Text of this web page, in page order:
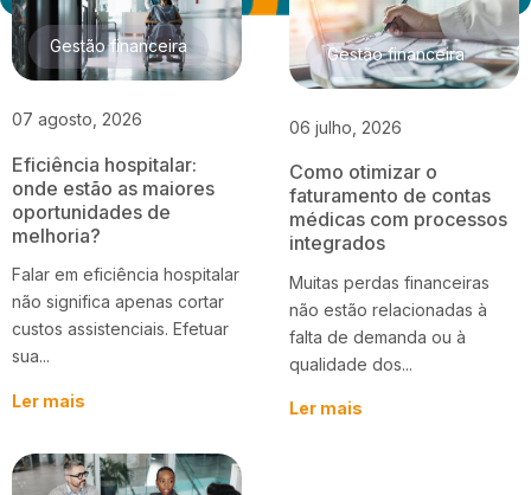
Gestão financeira
07 agosto, 2026
Eficiência hospitalar:
onde estão as maiores
oportunidades de
melhoria?
Falar em eficiência hospitalar
não significa apenas cortar
custos assistenciais. Efetuar
sua...
Ler mais
Gestão financeira
06 julho, 2026
Como otimizar o
faturamento de contas
médicas com processos
integrados
Muitas perdas financeiras
não estão relacionadas à
falta de demanda ou à
qualidade dos...
Ler mais